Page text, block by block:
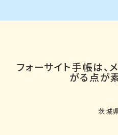
フォーサイト手帳は
がる点が
茨城